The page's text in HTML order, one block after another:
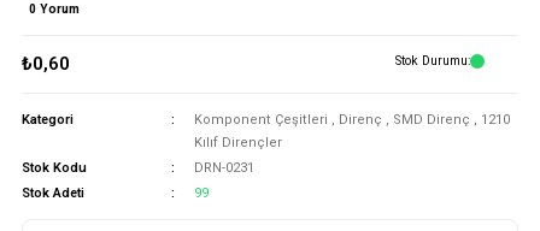
0 Yorum
₺0,60 Stok Durumu
Kategori Komponent Çeşitleri , Direnç , SMD Direnç , 1210
Kılıf Dirençler
Stok Kodu
DRN-0231
Stok Adeti
99